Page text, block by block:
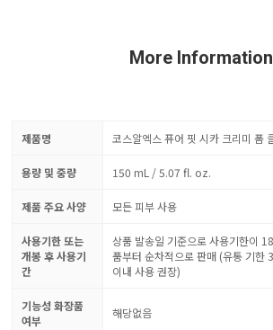
More Information
제품명 코스알엑스 퓨어 핏 시카 크리미 폼
용량 및 중량 150 mL / 5.07 fl. oz.
제품 주요 사양 모든 피부 사용
사용기한 또는
개봉 후 사용기
간
상품 발송일 기준으로 사용기한이
품부터 순차적으로 판매 (유통 기한
이내 사용 권장)
기능성 화장품
여부
해당없음